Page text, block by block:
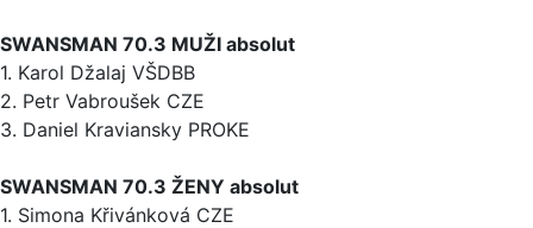
SWANSMAN 70.3 MUŽI absolut
1. Karol Džalaj VŠDBB
2. Petr Vabroušek CZE
3. Daniel Kraviansky PROKE
SWANSMAN 70.3 ŽENY absolut
1. Simona Křivánková CZE